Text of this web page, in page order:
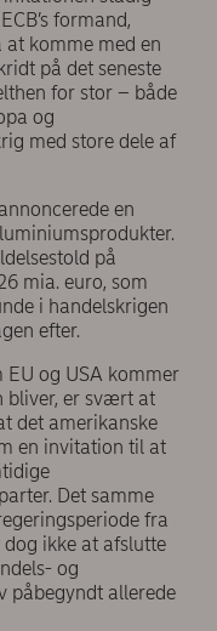
formand,
at komme med en
på det seneste
for stor – både
og
med store dele af
en
på
mia. euro, som
i handelskrigen
efter.
og USA kommer
bliver, er svært at
det amerikanske
en invitation til at
Det samme
fra
ikke at afslutte
og
påbegyndt allerede